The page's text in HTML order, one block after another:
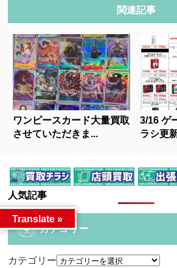
関連記事
ワンピースカード大量買取
させていただきま...
3/16 ゲ
ラシ更
人気記事
カテゴリー
カテゴリー
Translate »